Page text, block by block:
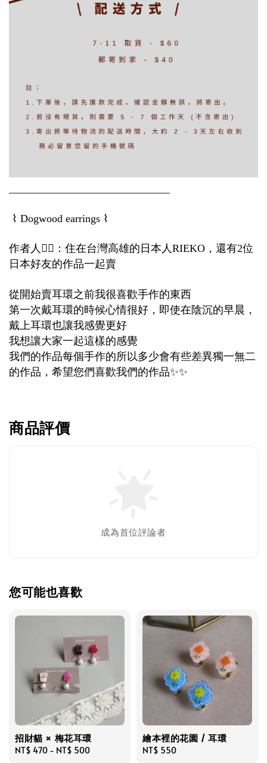
⌇ Dogwood earrings ⌇
作者人 💁‍♀️ ：住在台灣高雄的日本人 RIEKO ，還有2位
日本好友的作品一起賣
從開始賣耳環之前我很喜歡手作的東西
第一次戴耳環的時候心情很好，即使在陰沉的早晨，
戴上耳環也讓我感覺更好
我想讓大家一起這樣的感覺
我們的作品每個手作的所以多少會有些差異獨一無二
的作品，希望您們喜歡我們的作品✨✨
商品評價
成為首位評論者
您可能也喜歡
招財貓 × 梅花耳環
Regular
NT$ 470 - NT$ 500
繪本裡的花園 / 耳環
Regular
NT$ 550